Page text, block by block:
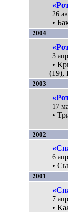
26
•
2004
3
•
(19),
2003
17
•
2002
6
•
2001
7
•